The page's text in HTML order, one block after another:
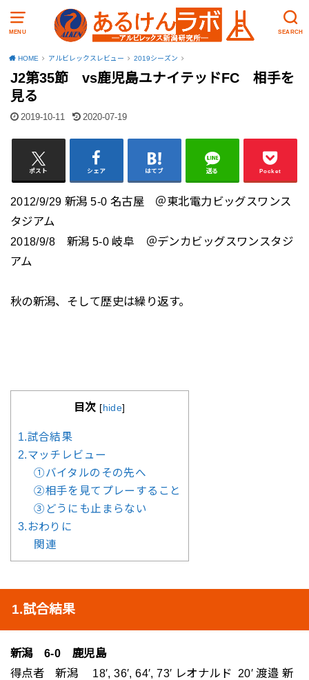
MENU SEARCH
HOME アルビレックスレビュー 2019シーズン
J2第35節 vs鹿児島ユナイテッドFC 相手を
見る
2019-10-11 2020-07-19
ポスト シェア はてブ 送る Pocket
2012/9/29 新潟 5-0 名古屋 ＠東北電力ビッグスワンス
タジアム
2018/9/8 新潟 5-0 岐阜 ＠デンカビッグスワンスタジ
アム
秋の新潟、そして歴史は繰り返す。
目次 [hide]
1.試合結果
2.マッチレビュー
①バイタルのその先へ
②相手を見てプレーすること
③どうにも止まらない
3.おわりに
関連
1.試合結果
新潟 6-0 鹿児島
得点者 新潟 18′, 36′, 64′, 73′ レオナルド 20′ 渡邉 新